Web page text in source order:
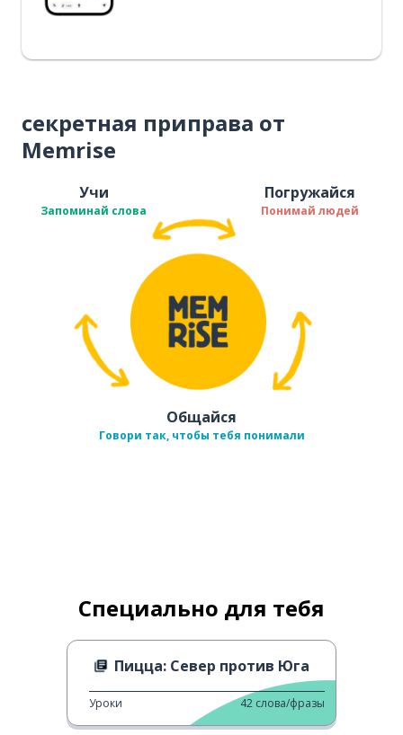
секретная приправа от
Memrise
Учи
Запоминай слова
Погружайся
Понимай людей
Общайся
Говори так, чтобы тебя понимали
Специально для тебя
Пицца: Север против Юга
Уроки 42 слова/фразы